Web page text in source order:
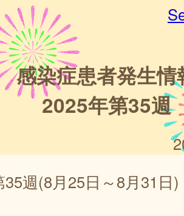
感染症患者発生情
2025年第35週
週(8月25日～8月31日)